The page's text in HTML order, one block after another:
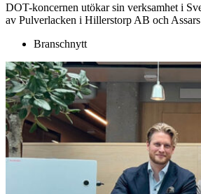
DOT-koncernen utökar sin verksamhet i
av Pulverlacken i Hillerstorp AB och
Branschnytt